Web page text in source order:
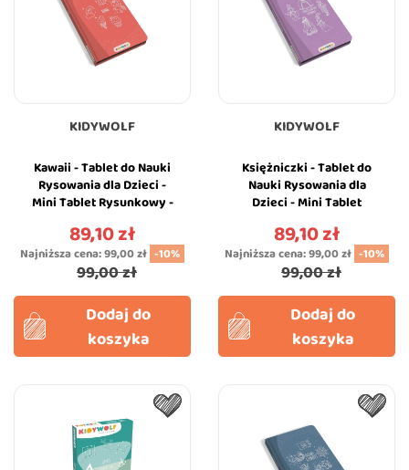
KIDYWOLF
Kawaii - Tablet do Nauki
Rysowania dla Dzieci -
Mini Tablet Rysunkowy -
Cena
89,10 zł
Najniższa cena:99,00 zł -10%
99,00 zł
Dodaj do
koszyka
KIDYWOLF
Księżniczki - Tablet do
Nauki Rysowania dla
Dzieci - Mini Tablet
KIDYWOLF
Cena
89,10 zł
Najniższa cena:99,00 zł -10%
99,00 zł
Dodaj do
koszyka